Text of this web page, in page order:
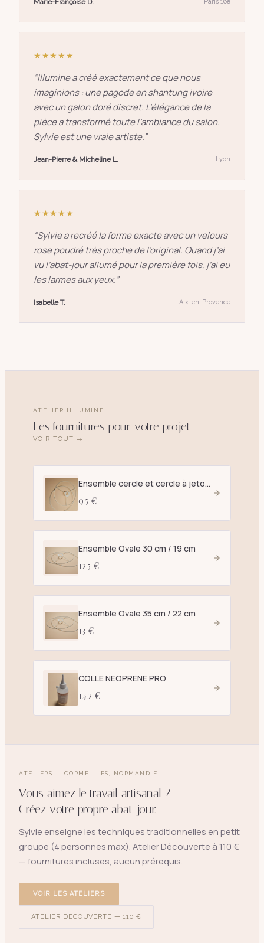
Marie-Françoise D.
★★★★★
“Illumine a créé exactement ce que nous
imaginions : une pagode en shantung ivoire
avec un galon doré discret. L’élégance de la
pièce a transformé toute l’ambiance du salon.
Sylvie est une vraie artiste.”
Jean-Pierre & Micheline L. Lyon
★★★★★
“Sylvie a recréé la forme exacte avec un velours
rose poudré très proche de l’original. Quand j’ai
vu l’abat-jour allumé pour la première fois, j’ai eu
les larmes aux yeux.”
Isabelle T. Aix-en-Provence
ATELIER ILLUMINE
Les fournitures pour votre projet
VOIR TOUT →
Ensemble cercle et cercle à jetons D. 25 cm blanc - E27
9.5 €
Ensemble Ovale 30 cm / 19 cm
12.5 €
Ensemble Ovale 35 cm / 22 cm
13 €
COLLE NEOPRENE PRO
14.2 €
ATELIERS — CORMEILLES, NORMANDIE
Vous aimez le travail artisanal ?
Créez votre propre abat-jour.
Sylvie enseigne les techniques traditionnelles en petit
groupe (4 personnes max). Atelier Découverte à 110 €
— fournitures incluses, aucun prérequis.
VOIR LES ATELIERS
ATELIER DÉCOUVERTE — 110 €